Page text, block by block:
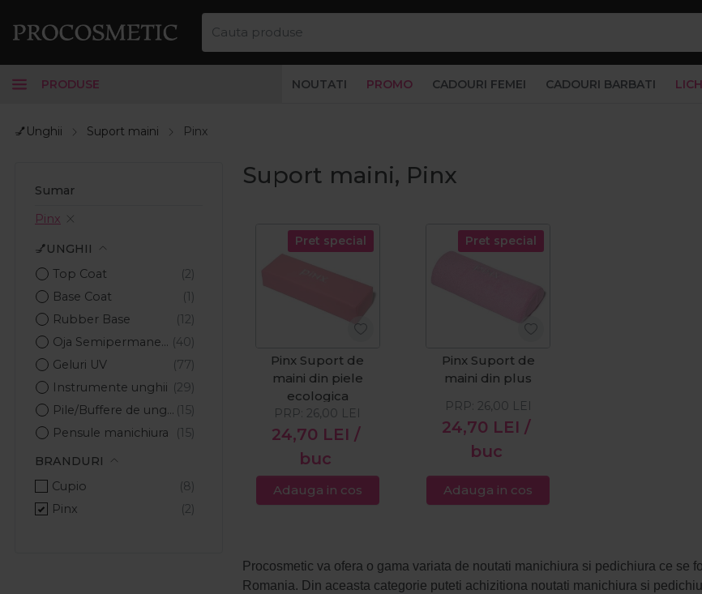
PRODUSE NOUTATI PROMO CADOURI FEMEI CADOURI BARBATI
💅Unghii Suport maini Pinx
Sumar
Pinx
💅UNGHII
Top Coat
Base Coat
Rubber Base
Oja Semipermanenta
Geluri UV
Instrumente unghii
Pile/Buffere de unghii
Pensule manichiura
Nail Art/Ornamente
Lampi UV/LED
Accesorii unghii
BRANDURI
Cupio
Pinx
Suport maini, Pinx
Pret special
Pinx Suport de
maini din piele
ecologica
24,70 LEI /
buc
PRP: 26,00 LEI
Adauga in cos
Pret special
Pinx Suport de
maini din plus
24,70 LEI /
buc
PRP: 26,00 LEI
Adauga in cos
Procosmetic va ofera o gama variata de noutati manichiura si pedichiura ce se
Romania. Din aceasta categorie puteti achizitiona noutati manichiura si